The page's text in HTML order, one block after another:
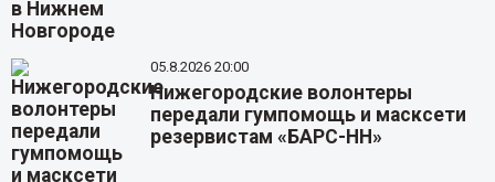
05.8.2026 20:00
Нижегородские волонтеры
передали гумпомощь и масксети
резервистам «БАРС-НН»